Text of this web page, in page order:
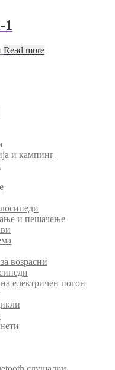
1
Current
Read more
и кампинг
и пешачење
возрасни
електричен погон